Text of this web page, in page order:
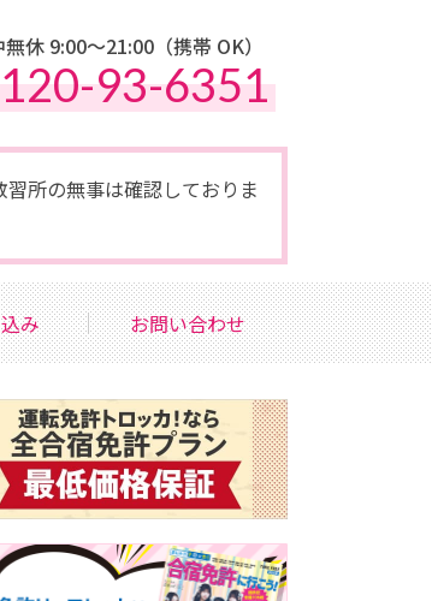
休 9:00〜21:00（携帯 OK）
93-6351
所の無事は確認しておりま
み お問い合わせ